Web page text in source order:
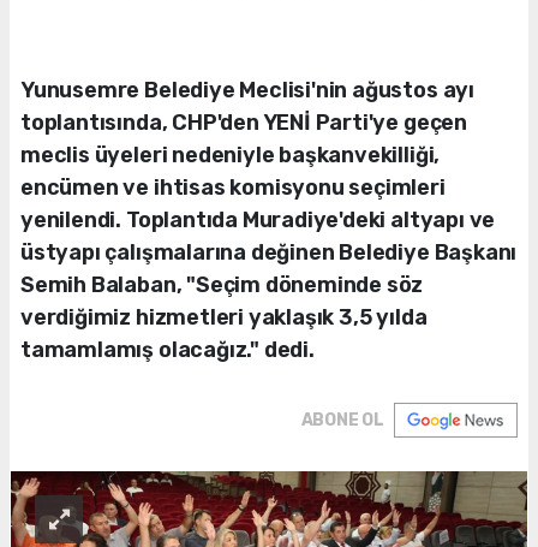
Yunusemre Belediye Meclisi'nin ağustos ayı
toplantısında, CHP'den YENİ Parti'ye geçen
meclis üyeleri nedeniyle başkanvekilliği,
encümen ve ihtisas komisyonu seçimleri
yenilendi. Toplantıda Muradiye'deki altyapı ve
üstyapı çalışmalarına değinen Belediye Başkanı
Semih Balaban, "Seçim döneminde söz
verdiğimiz hizmetleri yaklaşık 3,5 yılda
tamamlamış olacağız." dedi.
ABONE OL